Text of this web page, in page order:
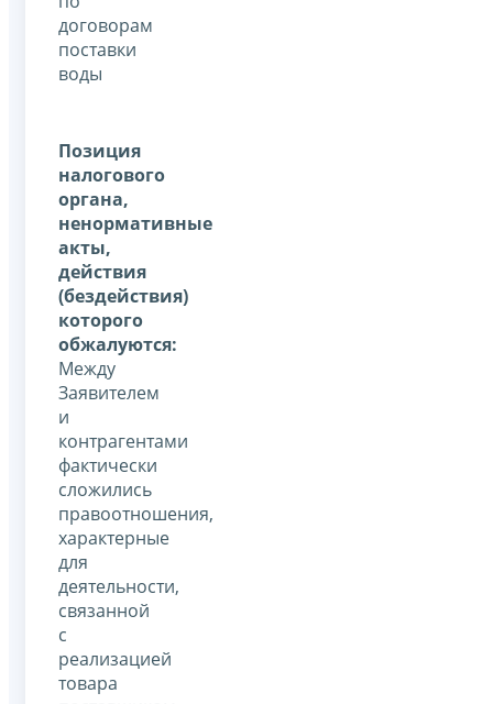
договорам
поставки
воды
Позиция
налогового
органа,
ненормативные
акты,
действия
(бездействия)
которого
обжалуются:
Между
Заявителем
и
контрагентами
фактически
сложились
правоотношения,
характерные
для
деятельности,
связанной
с
реализацией
товара